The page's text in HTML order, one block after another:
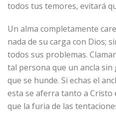
todos tus temores, evitará
Un alma completamente
nada de su carga con Dios;
todos sus problemas.
tal persona que un ancla
que se hunde. Si echas el
esta se aferra tanto a Cristo
que la furia de las